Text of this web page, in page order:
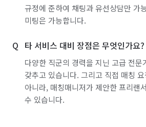
규정에 준하여 채팅과 유선상담만 가
미팅은 가능합니다.
타 서비스 대비 장점은 무엇인가요?
다양한 직군의 경력을 지닌 고급 전문
갖추고 있습니다. 그리고 직접 매칭
아니라, 매칭매니저가 제안한 프리랜
수 있습니다.